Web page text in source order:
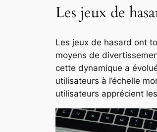
Les jeux de
Les jeux de hasard ont
moyens de
cette dynamique a
utilisateurs à l’échelle
utilisateurs apprécient